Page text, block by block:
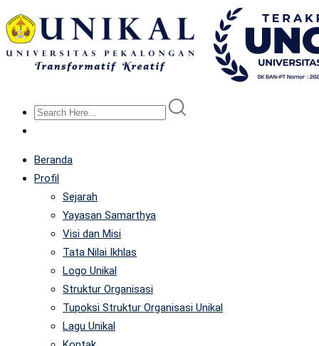
Beranda
Profil
Sejarah
Yayasan Samarthya
Visi dan Misi
Tata Nilai Ikhlas
Logo Unikal
Struktur Organisasi
Tupoksi Struktur Organisasi Unikal
Lagu Unikal